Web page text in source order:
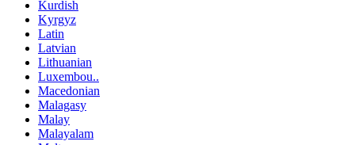
Kurdish
Kyrgyz
Latin
Latvian
Lithuanian
Luxembou..
Macedonian
Malagasy
Malay
Malayalam